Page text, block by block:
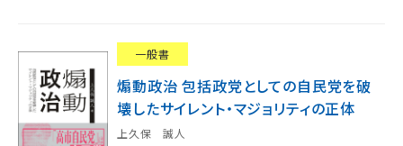
一般書
煽動政治 包括政党としての自民党を破
壊したサイレント・マジョリティの正体
上久保 誠人